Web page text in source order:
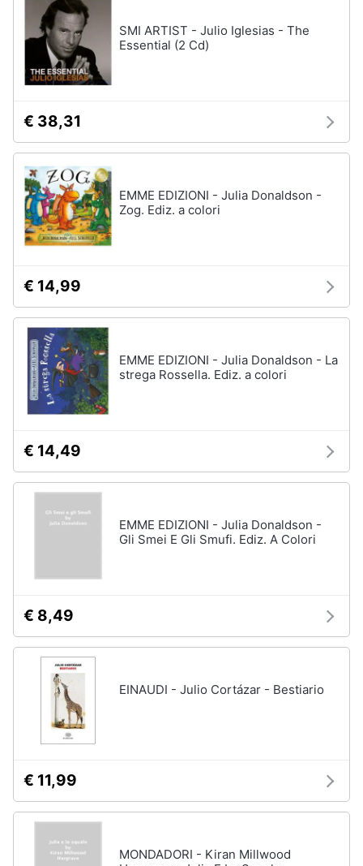
infanzia
Fotografia
Abbigliamento
Sport
Animali
Libri,
cd
dvd
Festività
ricorrenze
Promozioni
Esci
musicali
Colonne
Sonore
Musica
Leggera
Musica
Jazz
Vedi
tutti
Personaggi
cristiano
ronaldo
contro
Sean
connery
D'Urso
Vedi
SMI ARTIST - Julio Iglesias - The
Essential (2 Cd)
€ 38,31
EMME EDIZIONI - Julia Donaldson -
Zog. Ediz. a colori
€ 14,99
EMME EDIZIONI - Julia Donaldson - La
strega Rossella. Ediz. a colori
€ 14,49
EMME EDIZIONI - Julia Donaldson -
Gli Smei E Gli Smufi. Ediz. A Colori
€ 8,49
EINAUDI - Julio Cortázar - Bestiario
€ 11,99
MONDADORI - Kiran Millwood